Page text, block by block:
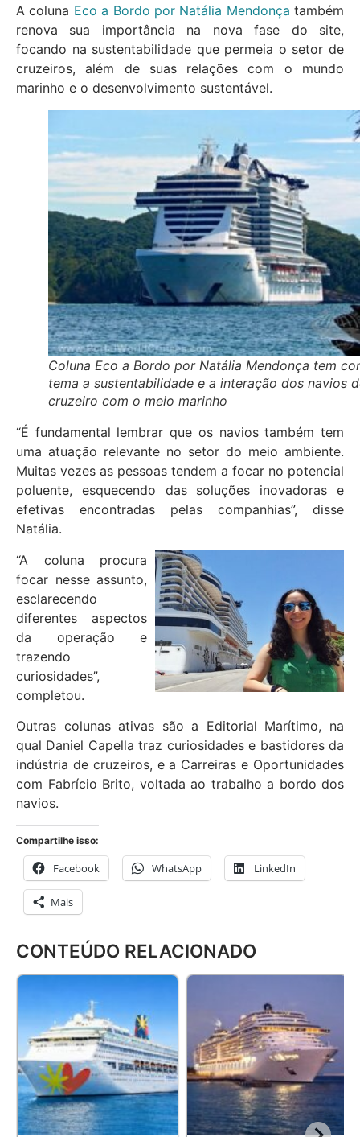
A coluna Eco a Bordo por Natália Mendonça também
renova sua importância na nova fase do site,
focando na sustentabilidade que permeia o setor de
cruzeiros, além de suas relações com o mundo
marinho e o desenvolvimento sustentável.
Coluna Eco a Bordo por Natália Mendonça tem
tema a sustentabilidade e a interação dos navios
cruzeiro com o meio marinho
“É fundamental lembrar que os navios também tem
uma atuação relevante no setor do meio ambiente.
Muitas vezes as pessoas tendem a focar no potencial
poluente, esquecendo das soluções inovadoras e
efetivas encontradas pelas companhias”, disse
Natália.
“A coluna procura
focar nesse assunto,
esclarecendo
diferentes aspectos
da operação e
trazendo
curiosidades”,
completou.
Outras colunas ativas são a Editorial Marítimo, na
qual Daniel Capella traz curiosidades e bastidores da
indústria de cruzeiros, e a Carreiras e Oportunidades
com Fabrício Brito, voltada ao trabalho a bordo dos
navios.
Compartilhe isso:
Facebook WhatsApp LinkedIn
Mais
CONTEÚDO RELACIONADO